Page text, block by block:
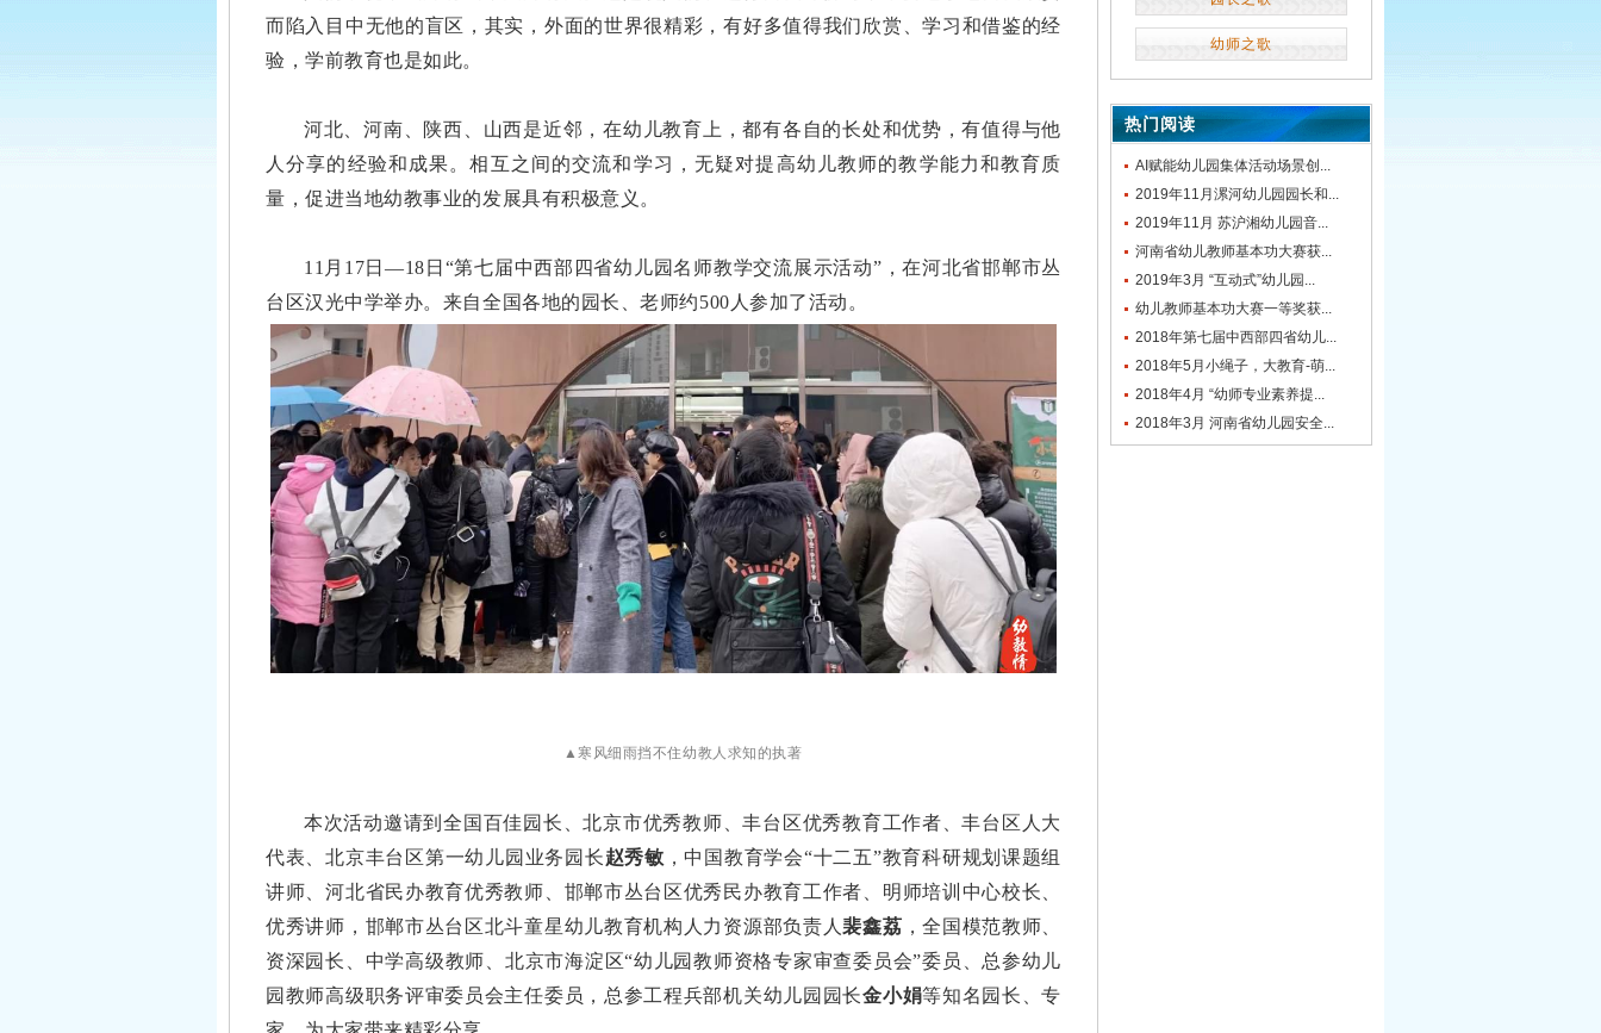
而陷入目中无他的盲区，其实，外面的世界很精彩，有好多值得我们欣赏、学习和借鉴的经
验，学前教育也是如此。
河北、河南、陕西、山西是近邻，在幼儿教育上，都有各自的长处和优势，有值得与他
人分享的经验和成果。相互之间的交流和学习，无疑对提高幼儿教师的教学能力和教育质
量，促进当地幼教事业的发展具有积极意义。
11月17日—18日“第七届中西部四省幼儿园名师教学交流展示活动”，在河北省邯郸市丛
台区汉光中学举办。来自全国各地的园长、老师约500人参加了活动。
▲寒风细雨挡不住幼教人求知的执著
本次活动邀请到全国百佳园长、北京市优秀教师、丰台区优秀教育工作者、丰台区人大
代表、北京丰台区第一幼儿园业务园长赵秀敏 ，中国教育学会“十二五”教育科研规划课题组
讲师、河北省民办教育优秀教师、邯郸市丛台区优秀民办教育工作者、明师培训中心校长、
优秀讲师，邯郸市丛台区北斗童星幼儿教育机构人力资源部负责人 裴鑫荔 ，全国模范教师、
资深园长、中学高级教师、北京市海淀区“幼儿园教师资格专家审查委员会”委员、总参幼儿
园教师高级职务评审委员会主任委员，总参工程兵部机关幼儿园园长金小娟等知名园长、专
幼师之歌
热门阅读
AI赋能幼儿园集体活动场景创...
2019年11月漯河幼儿园园长和...
2019年11月 苏沪湘幼儿园音...
河南省幼儿教师基本功大赛获...
2019年3月 “互动式”幼儿园...
幼儿教师基本功大赛一等奖获...
2018年第七届中西部四省幼儿...
2018年5月小绳子，大教育-萌...
2018年4月 “幼师专业素养提...
2018年3月 河南省幼儿园安全...